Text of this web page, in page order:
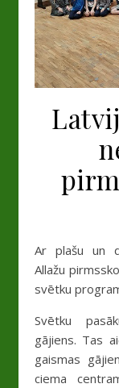
Ar plašu un daudzveidīgu pasākumu programmu
Allažu
svētku
Svētku
gājiens. Tas
gaismas
ciema